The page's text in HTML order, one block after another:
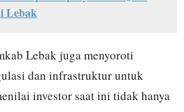
Lebak
Lebak juga menyoroti
dan infrastruktur untuk
investor saat ini tidak hanya